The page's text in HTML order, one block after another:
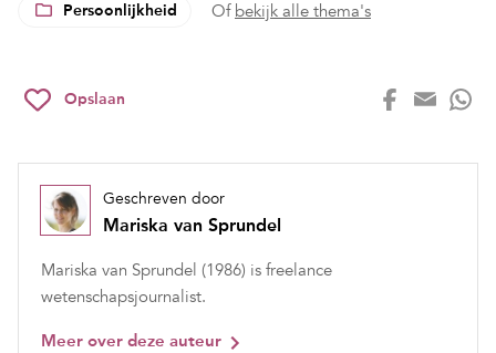
Persoonlijkheid Of bekijk alle thema's
Opslaan
Geschreven door
Mariska van Sprundel
Mariska van Sprundel (1986) is freelance
wetenschapsjournalist.
Meer over deze auteur